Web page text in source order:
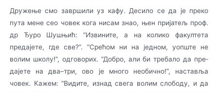
Дружење смо завршили уз кафу. Десило се да је преко
пута мене сео човек кога нисам знао, њен пријатељ проф.
др Ђуро Шушњић: ”Извините, а на колико факултета
предајете, где све?”. ”Срећом ни на једном, уопште не
волим школу!”, одговорих. ”Добро, али би тре­ба­ло да пре­­
да­је­те на два–три, ово је много необично!”, наставља
човек. Кажем: ”Видите, изнад свега во­лим слободу, и да